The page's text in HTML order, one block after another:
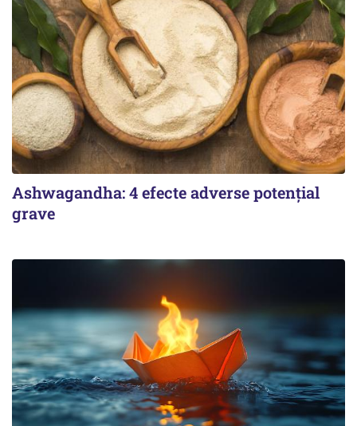
Ashwagandha: 4 efecte adverse potențial
grave